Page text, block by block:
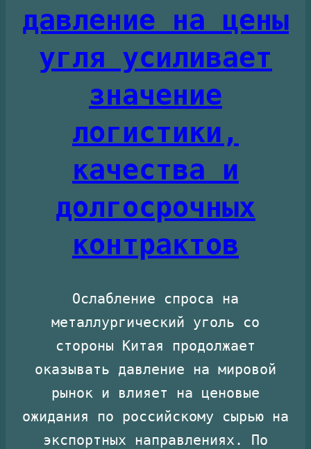
давление на цены
угля усиливает
значение
логистики,
качества и
долгосрочных
контрактов
Ослабление спроса на
металлургический уголь со
стороны Китая продолжает
оказывать давление на мировой
рынок и влияет на ценовые
ожидания по российскому сырью на
экспортных направлениях. По